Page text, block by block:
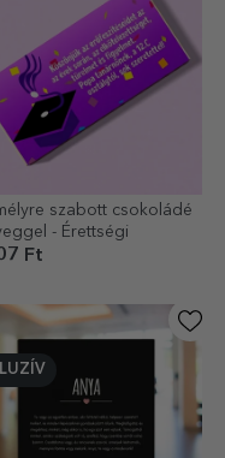
szabott csokoládé
- Érettségi
Ft